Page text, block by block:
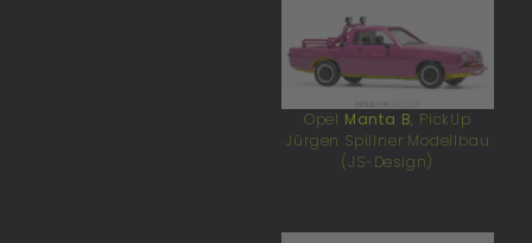
Opel Manta B, PickUp
Jürgen Spillner Modellbau
(JS-Design)